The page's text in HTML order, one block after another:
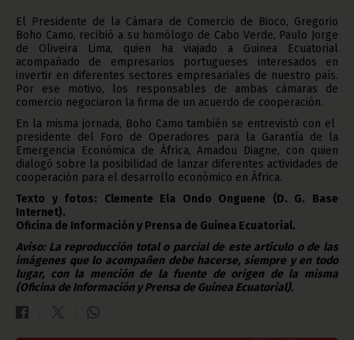
El Presidente de la Cámara de Comercio de Bioco, Gregorio
Boho Camo, recibió a su homólogo de Cabo Verde, Paulo Jorge
de Oliveira Lima, quien ha viajado a Guinea Ecuatorial
acompañado de empresarios portugueses interesados en
invertir en diferentes sectores empresariales de nuestro país.
Por ese motivo, los responsables de ambas cámaras de
comercio negociaron la firma de un acuerdo de cooperación.
En la misma jornada, Boho Camo también se entrevistó con el
presidente del Foro de Operadores para la Garantía de la
Emergencia Económica de África, Amadou Diagne, con quien
dialogó sobre la posibilidad de lanzar diferentes actividades de
cooperación para el desarrollo económico en África.
Texto y fotos: Clemente Ela Ondo Onguene (D. G. Base
Internet).
Oficina de Información y Prensa de Guinea Ecuatorial.
Aviso: La reproducción total o parcial de este artículo o de las
imágenes que lo acompañen debe hacerse, siempre y en todo
lugar, con la mención de la fuente de origen de la misma
(Oficina de Información y Prensa de Guinea Ecuatorial).